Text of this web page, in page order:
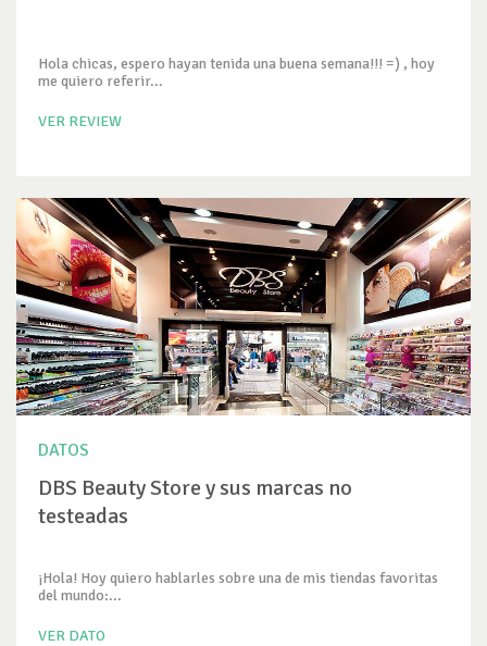
Hola chicas, espero hayan tenida una buena semana!!! =) , hoy
me quiero referir...
VER REVIEW
DATOS
DBS Beauty Store y sus marcas no
testeadas
¡Hola! Hoy quiero hablarles sobre una de mis tiendas favoritas
del mundo:...
VER DATO